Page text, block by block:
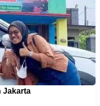
Jakarta